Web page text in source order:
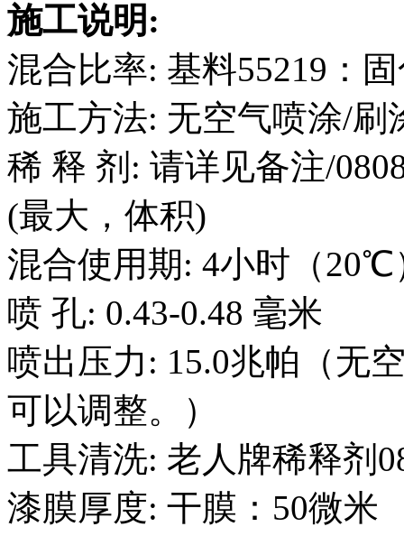
施工说明:
混合比率: 基料55219：
施工方法: 无空气喷涂/刷
稀 释 剂: 请详见备注/
(最大，体积)
混合使用期: 4小时（20℃
喷 孔: 0.43-0.48 毫米
喷出压力: 15.0兆帕（无
可以调整。）
工具清洗: 老人牌稀释剂
漆膜厚度: 干膜：50微米